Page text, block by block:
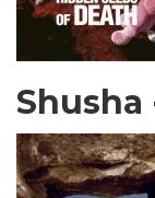
Shusha